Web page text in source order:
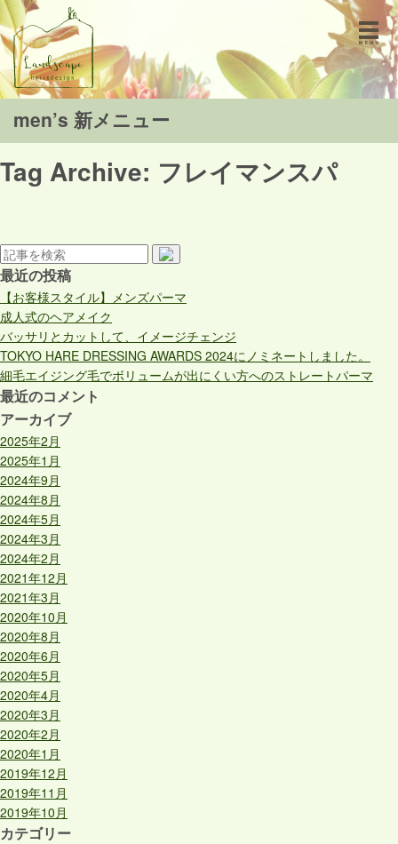
men’s 新メニュー
Tag Archive: フレイマンスパ
最近の投稿
【お客様スタイル】メンズパーマ
成人式のヘアメイク
バッサリとカットして、イメージチェンジ
TOKYO HARE DRESSING AWARDS 2024にノミネートしました。
細毛エイジング毛でボリュームが出にくい方へのストレートパーマ
最近のコメント
アーカイブ
2025年2月
2025年1月
2024年9月
2024年8月
2024年5月
2024年3月
2024年2月
2021年12月
2021年3月
2020年10月
2020年8月
2020年6月
2020年5月
2020年4月
2020年3月
2020年2月
2020年1月
2019年12月
2019年11月
2019年10月
カテゴリー